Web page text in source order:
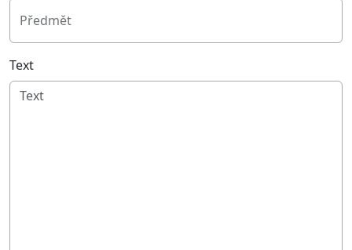
Předmět
Text